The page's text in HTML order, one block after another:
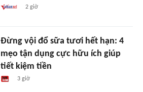
2 giờ
Đừng vội đổ sữa tươi hết hạn: 4
mẹo tận dụng cực hữu ích giúp
tiết kiệm tiền
3 giờ